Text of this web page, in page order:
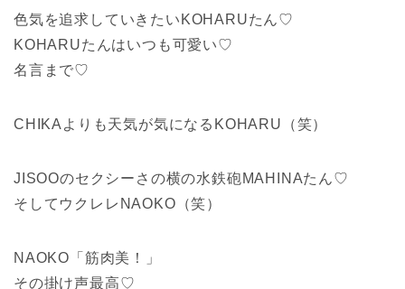
色気を追求していきたいKOHARUたん♡
KOHARUたんはいつも可愛い♡
名言まで♡
CHIKAよりも天気が気になるKOHARU（笑）
JISOOのセクシーさの横の水鉄砲MAHINAたん♡
そしてウクレレNAOKO（笑）
NAOKO「筋肉美！」
その掛け声最高♡